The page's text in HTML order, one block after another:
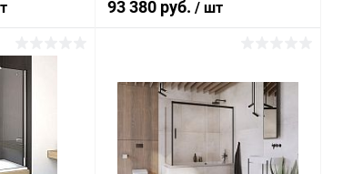
Под заказ
93 380 руб./ шт
В корзину
Купить в 1 клик
В избранное Под заказ